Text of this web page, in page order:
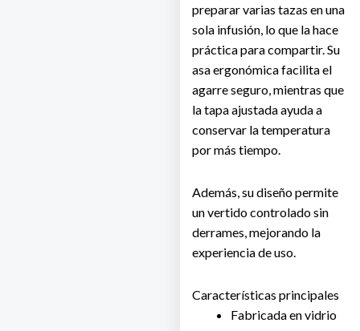
preparar varias tazas en una
sola infusión, lo que la hace
práctica para compartir. Su
asa ergonómica facilita el
agarre seguro, mientras que
la tapa ajustada ayuda a
conservar la temperatura
por más tiempo.
Además, su diseño permite
un vertido controlado sin
derrames, mejorando la
experiencia de uso.
Características principales
Fabricada en vidrio